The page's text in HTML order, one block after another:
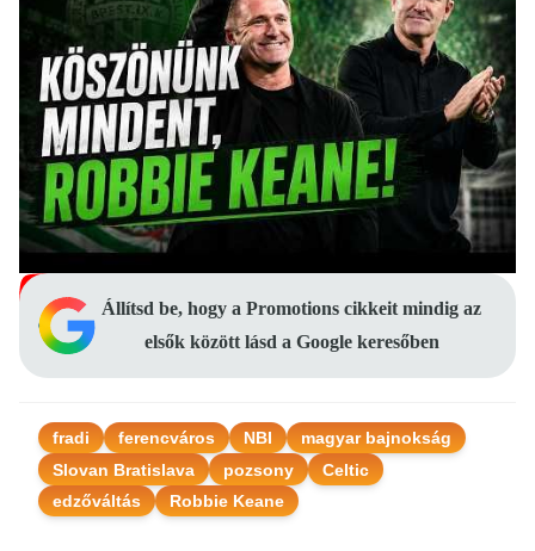
Állítsd be, hogy a Promotions cikkeit mindig az
elsők között lásd a Google keresőben
fradi ferencváros NBI
magyar bajnokság
Slovan Bratislava
pozsony
Celtic
edzőváltás
Robbie Keane